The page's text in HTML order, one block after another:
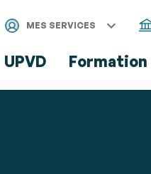
au
directs
MES SERVICES
UPVD Formation